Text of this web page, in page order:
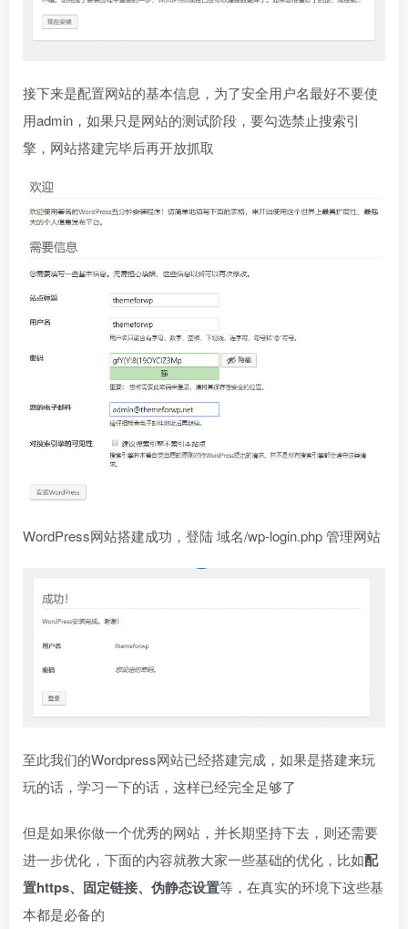
接下来是配置网站的基本信息，为了安全用户名最好不要使
用admin，如果只是网站的测试阶段，要勾选禁止搜索引
擎，网站搭建完毕后再开放抓取
WordPress网站搭建成功，登陆 域名/wp-login.php 管理网站
至此我们的Wordpress网站已经搭建完成，如果是搭建来玩
玩的话，学习一下的话，这样已经完全足够了
但是如果你做一个优秀的网站，并长期坚持下去，则还需要
进一步优化，下面的内容就教大家一些基础的优化，比如配
置https、固定链接、伪静态设置等，在真实的环境下这些基
本都是必备的